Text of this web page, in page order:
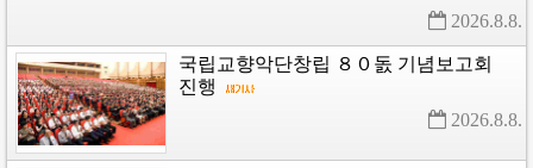
2026.8.8.
국립교향악단창립 ８０돐 기념보고회
진행
2026.8.8.